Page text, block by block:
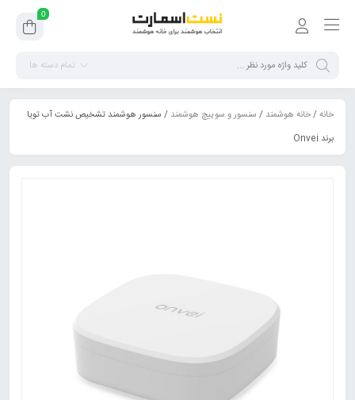
0
تمام دسته ها
خانه/خانه هوشمند / سنسور و سوییچ هوشمند / سنسور هوشمند تشخیص نشت آب تویا
برند Onvei